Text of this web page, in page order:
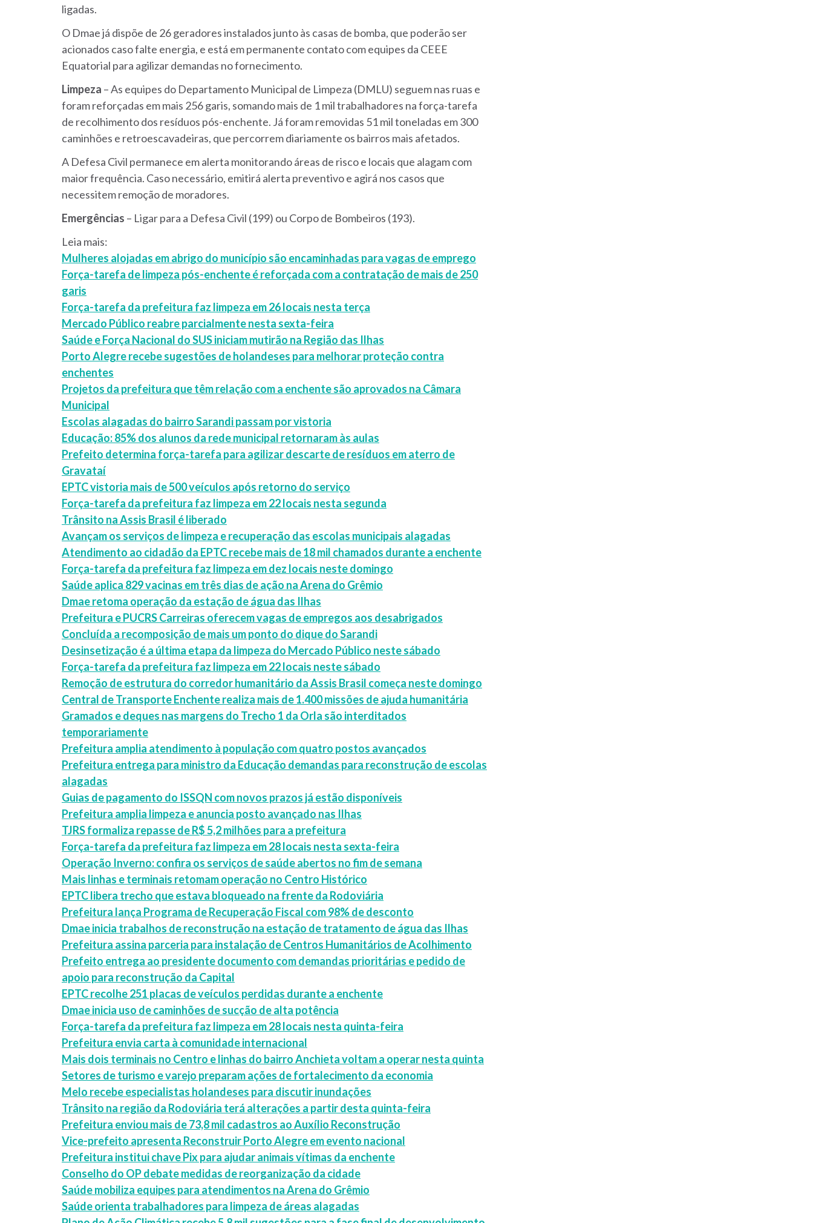
ligadas.
O Dmae já dispõe de 26 geradores instalados junto às casas de bomba, que poderão ser
acionados caso falte energia, e está em permanente contato com equipes da CEEE
Equatorial para agilizar demandas no fornecimento.
Limpeza – As equipes do Departamento Municipal de Limpeza (DMLU) seguem nas ruas e
foram reforçadas em mais 256 garis, somando mais de 1 mil trabalhadores na força-tarefa
de recolhimento dos resíduos pós-enchente. Já foram removidas 51 mil toneladas em 300
caminhões e retroescavadeiras, que percorrem diariamente os bairros mais afetados.
A Defesa Civil permanece em alerta monitorando áreas de risco e locais que alagam com
maior frequência. Caso necessário, emitirá alerta preventivo e agirá nos casos que
necessitem remoção de moradores.
Emergências – Ligar para a Defesa Civil (199) ou Corpo de Bombeiros (193).
Leia mais:
Mulheres alojadas em abrigo do município são encaminhadas para vagas de emprego
Força-tarefa de limpeza pós-enchente é reforçada com a contratação de mais de 250
garis
Força-tarefa da prefeitura faz limpeza em 26 locais nesta terça
Mercado Público reabre parcialmente nesta sexta-feira
Saúde e Força Nacional do SUS iniciam mutirão na Região das Ilhas
Porto Alegre recebe sugestões de holandeses para melhorar proteção contra
enchentes
Projetos da prefeitura que têm relação com a enchente são aprovados na Câmara
Municipal
Escolas alagadas do bairro Sarandi passam por vistoria
Educação: 85% dos alunos da rede municipal retornaram às aulas
Prefeito determina força-tarefa para agilizar descarte de resíduos em aterro de
Gravataí
EPTC vistoria mais de 500 veículos após retorno do serviço
Força-tarefa da prefeitura faz limpeza em 22 locais nesta segunda
Trânsito na Assis Brasil é liberado
Avançam os serviços de limpeza e recuperação das escolas municipais alagadas
Atendimento ao cidadão da EPTC recebe mais de 18 mil chamados durante a enchente
Força-tarefa da prefeitura faz limpeza em dez locais neste domingo
Saúde aplica 829 vacinas em três dias de ação na Arena do Grêmio
Dmae retoma operação da estação de água das Ilhas
Prefeitura e PUCRS Carreiras oferecem vagas de empregos aos desabrigados
Concluída a recomposição de mais um ponto do dique do Sarandi
Desinsetização é a última etapa da limpeza do Mercado Público neste sábado
Força-tarefa da prefeitura faz limpeza em 22 locais neste sábado
Remoção de estrutura do corredor humanitário da Assis Brasil começa neste domingo
Central de Transporte Enchente realiza mais de 1.400 missões de ajuda humanitária
Gramados e deques nas margens do Trecho 1 da Orla são interditados
temporariamente
Prefeitura amplia atendimento à população com quatro postos avançados
Prefeitura entrega para ministro da Educação demandas para reconstrução de escolas
alagadas
Guias de pagamento do ISSQN com novos prazos já estão disponíveis
Prefeitura amplia limpeza e anuncia posto avançado nas Ilhas
TJRS formaliza repasse de R$ 5,2 milhões para a prefeitura
Força-tarefa da prefeitura faz limpeza em 28 locais nesta sexta-feira
Operação Inverno: confira os serviços de saúde abertos no fim de semana
Mais linhas e terminais retomam operação no Centro Histórico
EPTC libera trecho que estava bloqueado na frente da Rodoviária
Prefeitura lança Programa de Recuperação Fiscal com 98% de desconto
Dmae inicia trabalhos de reconstrução na estação de tratamento de água das Ilhas
Prefeitura assina parceria para instalação de Centros Humanitários de Acolhimento
Prefeito entrega ao presidente documento com demandas prioritárias e pedido de
apoio para reconstrução da Capital
EPTC recolhe 251 placas de veículos perdidas durante a enchente
Dmae inicia uso de caminhões de sucção de alta potência
Força-tarefa da prefeitura faz limpeza em 28 locais nesta quinta-feira
Prefeitura envia carta à comunidade internacional
Mais dois terminais no Centro e linhas do bairro Anchieta voltam a operar nesta quinta
Setores de turismo e varejo preparam ações de fortalecimento da economia
Melo recebe especialistas holandeses para discutir inundações
Trânsito na região da Rodoviária terá alterações a partir desta quinta-feira
Prefeitura enviou mais de 73,8 mil cadastros ao Auxílio Reconstrução
Vice-prefeito apresenta Reconstruir Porto Alegre em evento nacional
Prefeitura institui chave Pix para ajudar animais vítimas da enchente
Conselho do OP debate medidas de reorganização da cidade
Saúde mobiliza equipes para atendimentos na Arena do Grêmio
Saúde orienta trabalhadores para limpeza de áreas alagadas